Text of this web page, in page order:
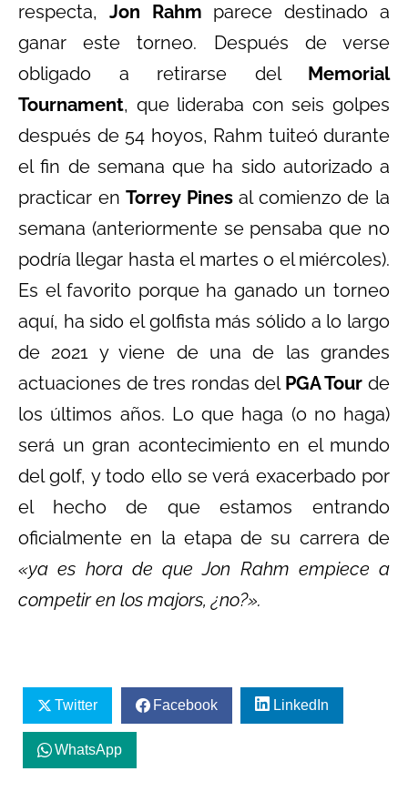
respecta, Jon Rahm parece destinado a
ganar este torneo. Después de verse
obligado a retirarse del Memorial
Tournament, que lideraba con seis golpes
después de 54 hoyos, Rahm tuiteó durante
el fin de semana que ha sido autorizado a
practicar enTorrey Pinesal comienzo de la
semana (anteriormente se pensaba que no
podría llegar hasta el martes o el miércoles).
Es el favorito porque ha ganado un torneo
aquí, ha sido el golfista más sólido a lo largo
de 2021 y viene de una de las grandes
actuaciones de tres rondas del PGA Tour de
los últimos años. Lo que haga (o no haga)
será un gran acontecimiento en el mundo
del golf, y todo ello se verá exacerbado por
el hecho de que estamos entrando
oficialmente en la etapa de su carrera de
«ya es hora de que Jon Rahm empiece a
competir en los majors, ¿no?».
Twitter Facebook LinkedIn
WhatsApp